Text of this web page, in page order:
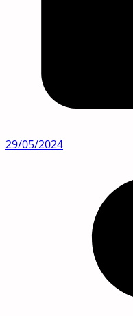
29/05/2024